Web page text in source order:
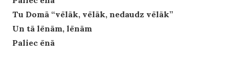
Tu Domā “vēlāk, vēlāk, nedaudz vēlāk”
Un tā lēnām, lēnām
Paliec ēnā